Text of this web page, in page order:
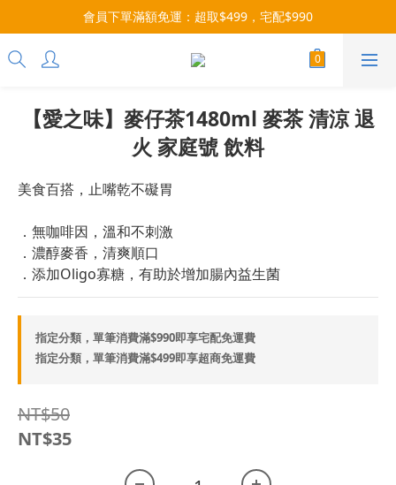
每月9號會員日，消費點數3倍送！把握機會，趕緊下單！
會員下單滿額免運：超取$499，宅配$990
07/28-08/31 爸氣一擊・限時開搶
【愛之味】麥仔茶1480ml 麥茶 清涼 退
火 家庭號 飲料
美食百搭，止嘴乾不礙胃
．無咖啡因，溫和不刺激
．濃醇麥香，清爽順口
．添加Oligo寡糖，有助於增加腸內益生菌
指定分類，單筆消費滿$990即享宅配免運費
指定分類，單筆消費滿$499即享超商免運費
NT$50
NT$35